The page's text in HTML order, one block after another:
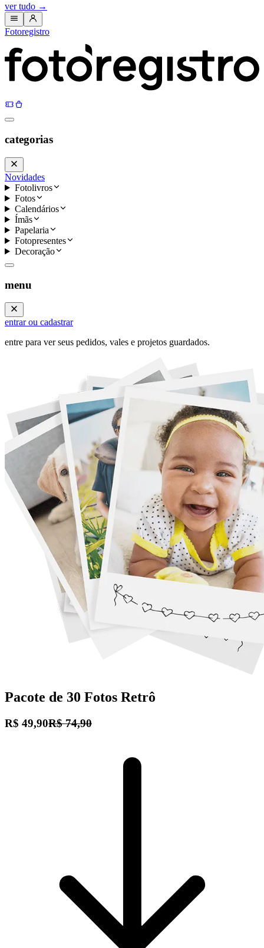
ver tudo →
Fotoregistro
categorias
Novidades
Fotolivros
Fotos
Calendários
Ímãs
Papelaria
Fotopresentes
Decoração
menu
entrar ou cadastrar
entre para ver seus pedidos, vales e projetos guardados.
Pacote de 30 Fotos Retrô
R$ 49,90R$ 74,90